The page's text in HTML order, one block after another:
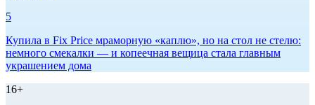
5
Купила в Fix Price мраморную «каплю», но на стол не стелю:
немного смекалки — и копеечная вещица стала главным
украшением дома
16+